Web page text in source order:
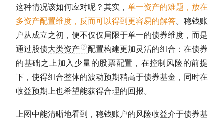
这种情况该如何应对呢？其实， 单一资产的难题，放在
多资产配置维度，反而可以得到更容易的解答。稳钱账
户从成立之初，便不仅仅局限于单一的债券维度，而是
通过股债大类资产
配置构建更加灵活的组合：在债券
的基础之上加入少量的股票配置，在控制风险的前提
下，使得组合整体的波动预期稍高于债券基金 ，同时在
收益预期上也希望能获得合理的回报。
上图中能清晰地看到，稳钱账户的风险收益介于债券基